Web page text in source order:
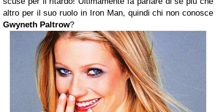
altro per il suo ruolo in Iron Man, quindi chi non conosce
Gwyneth Paltrow?